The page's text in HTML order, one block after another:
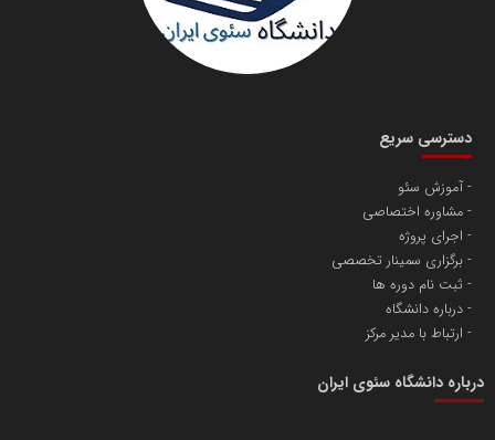
دانشگاه سئوی ایران
پایگاه اطلاع رسانی اعتلای نهادهای مردمی
آهن و فولاد غدیر ایرانیان
تامین آهن اسفنجی تولیدکنندگان فولاد در کشور
مریم حاج نوروز نظری
مسعودصادقی
دسترسی سریع
آموزش سئو
مشاوره اختصاصی
اجرای پروژه
برگزاری سمینار تخصصی
ثبت نام دوره ها
درباره دانشگاه
ارتباط با مدیر مرکز
درباره دانشگاه سئوی ایران